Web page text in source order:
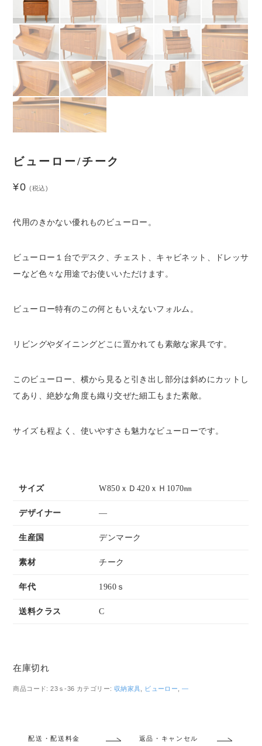
ビューロー/チーク
¥0 (税込)
代用のきかない優れものビューロー。
ビューロー１台でデスク、チェスト、キャビネット、ドレッサ
ーなど色々な用途でお使いいただけます。
ビューロー特有のこの何ともいえないフォルム。
リビングやダイニングどこに置かれても素敵な家具です。
このビューロー、横から見ると引き出し部分は斜めにカットし
てあり、絶妙な角度も織り交ぜた細工もまた素敵。
サイズも程よく、使いやすさも魅力なビューローです。
在庫切れ
商品コード:23ｓ-36 カテゴリー: 収納家具 ビューロー ,―
サイズ W850ｘＤ420ｘＨ1070㎜
デザイナー ―
生産国 デンマーク
素材 チーク
年代 1960ｓ
送料クラス C
配送・配送料金 返品・キャンセル